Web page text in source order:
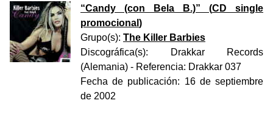
“Candy (con Bela B.)” (CD single
promocional )
Grupo(s): The Killer Barbies
Discográfica(s):
Drakkar Records
(Alemania) - Referencia: Drakkar 037
Fecha de publicación: 16 de septiembre
de 2002